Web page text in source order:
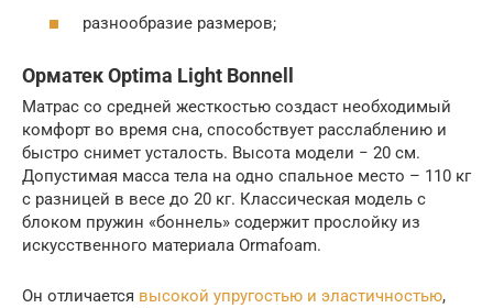
разнообразие размеров;
Орматек Optima Light Bonnell
Матрас со средней жесткостью создаст необходимый
комфорт во время сна, способствует расслаблению и
быстро снимет усталость. Высота модели − 20 см.
Допустимая масса тела на одно спальное место – 110 кг
с разницей в весе до 20 кг. Классическая модель с
блоком пружин «боннель» содержит прослойку из
искусственного материала Ormafoam.
Он отличается высокой упругостью и эластичностью,